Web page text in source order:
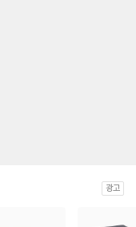
광고